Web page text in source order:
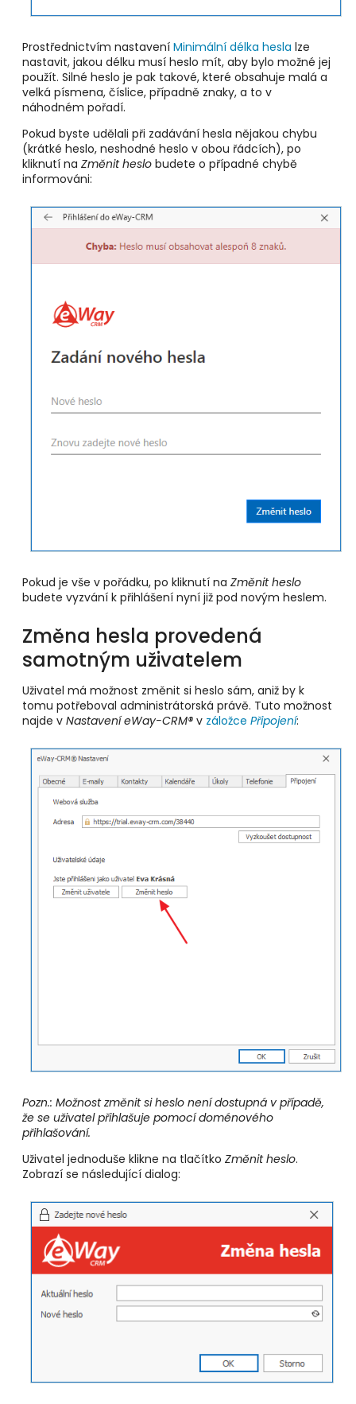
Prostřednictvím nastavení Minimální délka hesla lze
nastavit, jakou délku musí heslo mít, aby bylo možné jej
použít. Silné heslo je pak takové, které obsahuje malá a
velká písmena, číslice, případně znaky, a to v
náhodném pořadí.
Pokud byste udělali při zadávání hesla nějakou chybu
(krátké heslo, neshodné heslo v obou řádcích), po
kliknutí na Změnit heslo budete o případné chybě
informováni:
Pokud je vše v pořádku, po kliknutí na Změnit heslo
budete vyzvání k přihlášení nyní již pod novým heslem.
Změna hesla provedená
samotným uživatelem
Uživatel má možnost změnit si heslo sám, aniž by k
tomu potřeboval administrátorská právě. Tuto možnost
najde v Nastavení eWay-CRM® v záložce Připojení:
Pozn.: Možnost změnit si heslo není dostupná v případě,
že se uživatel přihlašuje pomocí doménového
přihlašování.
Uživatel jednoduše klikne na tlačítko Změnit heslo.
Zobrazí se následující dialog: